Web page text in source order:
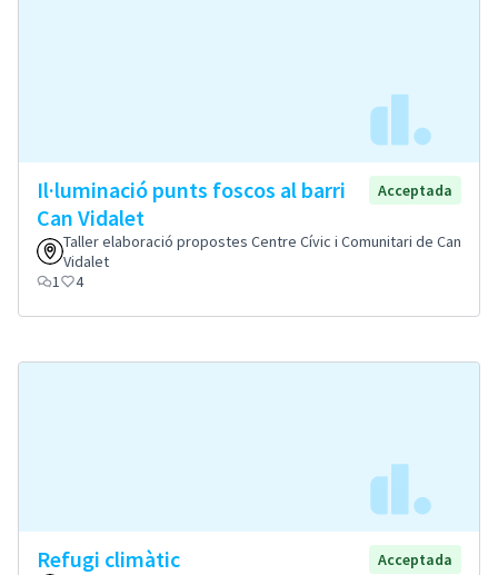
Il·luminació punts foscos al barri
Can Vidalet
Acceptada
Taller elaboració propostes Centre Cívic i Comunitari de Can
Vidalet
1
4
Refugi climàtic
Acceptada